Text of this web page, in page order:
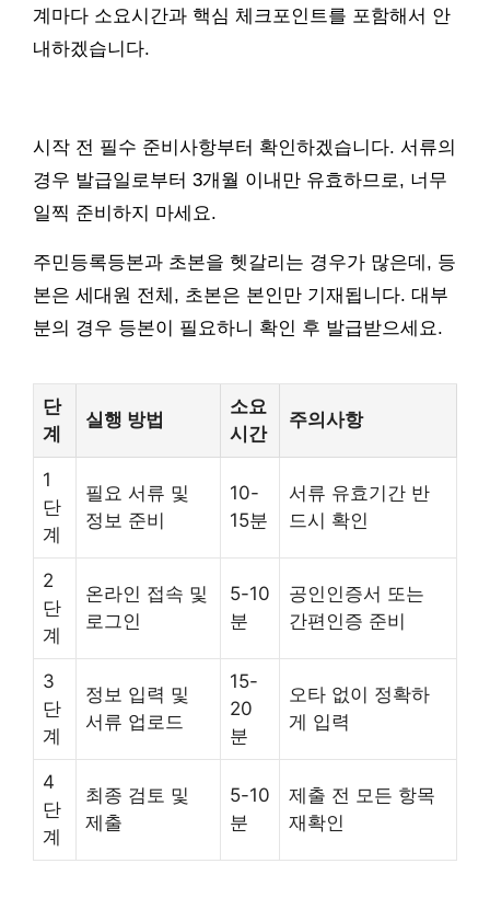
계마다 소요시간과 핵심 체크포인트를 포함해서 안
내하겠습니다.
시작 전 필수 준비사항부터 확인하겠습니다. 서류의
경우 발급일로부터 3개월 이내만 유효하므로, 너무
일찍 준비하지 마세요.
주민등록등본과 초본을 헷갈리는 경우가 많은데, 등
본은 세대원 전체, 초본은 본인만 기재됩니다. 대부
분의 경우 등본이 필요하니 확인 후 발급받으세요.
단
계
실행 방법
소요
시간
주의사항
1
단
계
필요 서류 및
정보 준비
10-
15분
서류 유효기간 반
드시 확인
2
단
계
온라인 접속 및
로그인
5-10
분
공인인증서 또는
간편인증 준비
3
단
계
정보 입력 및
서류 업로드
15-
20
분
오타 없이 정확하
게 입력
4
단
계
최종 검토 및
제출
5-10
분
제출 전 모든 항목
재확인